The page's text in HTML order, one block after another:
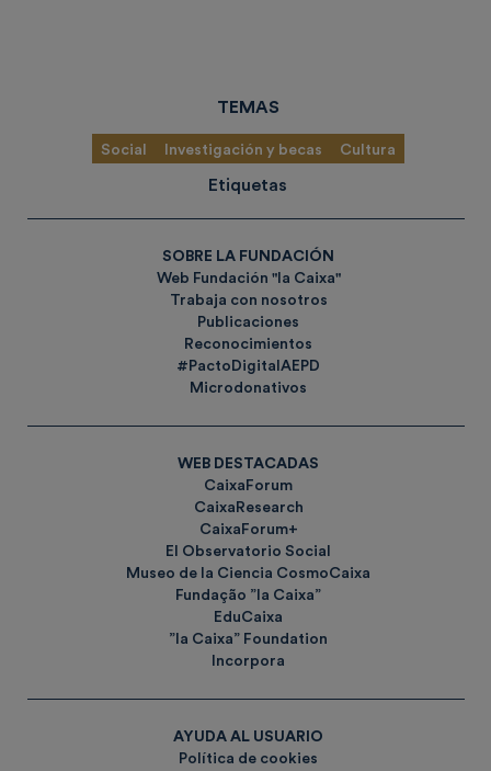
TEMAS
Social Investigación y becas Cultura
Etiquetas
SOBRE LA FUNDACIÓN
Web Fundación "la Caixa"
Trabaja con nosotros
Publicaciones
Reconocimientos
#PactoDigitalAEPD
Microdonativos
WEB DESTACADAS
CaixaForum
CaixaResearch
CaixaForum+
El Observatorio Social
Museo de la Ciencia CosmoCaixa
Fundação ”la Caixa”
EduCaixa
”la Caixa” Foundation
Incorpora
AYUDA AL USUARIO
Política de cookies